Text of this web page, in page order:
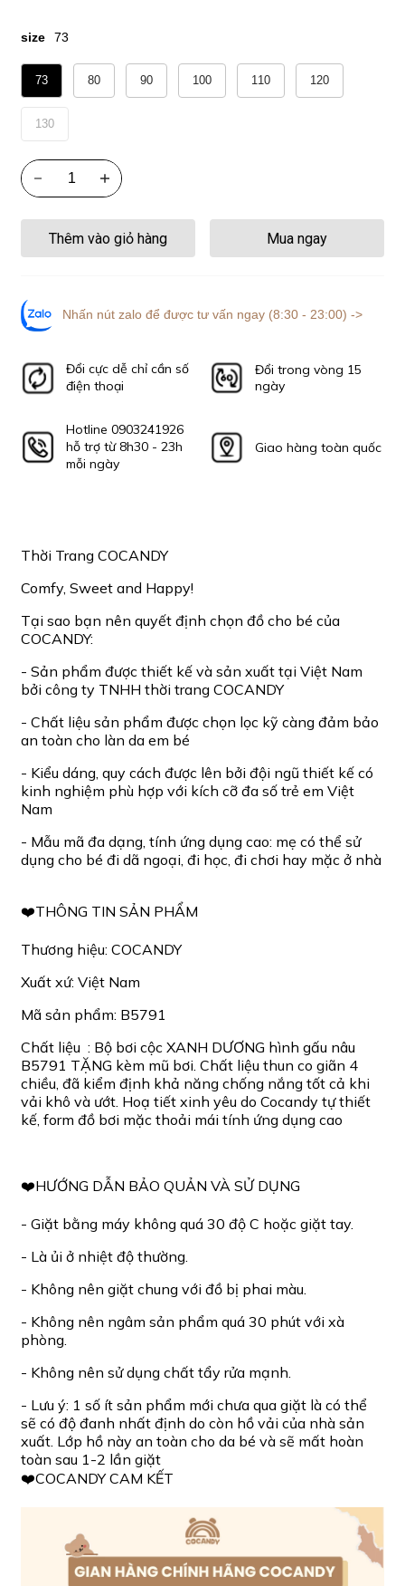
size 73
73 80 90 100 110 120
130
Đổi cực dễ chỉ cần số
điện thoại
Hotline 0903241926
hỗ trợ từ 8h30 - 23h
mỗi ngày
Đổi trong vòng 15
ngày
Giao hàng toàn quốc
Nhấn nút zalo để được tư vấn ngay (8:30 - 23:00) ->
Mua ngay
Thêm vào giỏ hàng
Thời Trang COCANDY
Comfy, Sweet and Happy!
Tại sao bạn nên quyết định chọn đồ cho bé của
COCANDY:
- Sản phẩm được thiết kế và sản xuất tại Việt Nam
bởi công ty TNHH thời trang COCANDY
- Chất liệu sản phẩm được chọn lọc kỹ càng đảm bảo
an toàn cho làn da em bé
- Kiểu dáng, quy cách được lên bởi đội ngũ thiết kế có
kinh nghiệm phù hợp với kích cỡ đa số trẻ em Việt
Nam
- Mẫu mã đa dạng, tính ứng dụng cao: mẹ có thể sử
dụng cho bé đi dã ngoại, đi học, đi chơi hay mặc ở nhà
❤️THÔNG TIN SẢN PHẨM
Thương hiệu: COCANDY
Xuất xứ: Việt Nam
Mã sản phẩm: B5791
Chất liệu : Bộ bơi cộc XANH DƯƠNG hình gấu nâu
B5791 TẶNG kèm mũ bơi. Chất liệu thun co giãn 4
chiều, đã kiểm định khả năng chống nắng tốt cả khi
vải khô và ướt. Hoạ tiết xinh yêu do Cocandy tự thiết
kế, form đồ bơi mặc thoải mái tính ứng dụng cao
❤️HƯỚNG DẪN BẢO QUẢN VÀ SỬ DỤNG
- Giặt bằng máy không quá 30 độ C hoặc giặt tay.
- Là ủi ở nhiệt độ thường.
- Không nên giặt chung với đồ bị phai màu.
- Không nên ngâm sản phẩm quá 30 phút với xà
phòng.
- Không nên sử dụng chất tẩy rửa mạnh.
- Lưu ý: 1 số ít sản phẩm mới chưa qua giặt là có thể
sẽ có độ đanh nhất định do còn hồ vải của nhà sản
xuất. Lớp hồ này an toàn cho da bé và sẽ mất hoàn
toàn sau 1-2 lần giặt
❤️COCANDY CAM KẾT